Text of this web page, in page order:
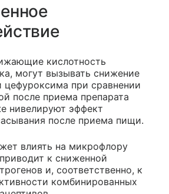
кислотность
могут вызывать снижение
цефуроксима при сравнении
после приема препарата
нивелируют эффект
после приема пищи.
влиять на микрофлору
к сниженной
и, соответственно, к
комбинированных